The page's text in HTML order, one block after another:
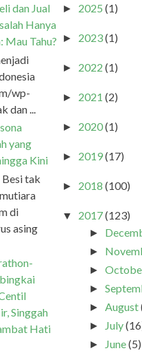
dan Jual
Hanya
Tahu?
wp-
dan ...
yang
Kini
Besi tak
di
asing
Singgah
Hati
► 2025 (1)
► 2023(1)
► 2022 (1)
► 2021 (2)
► 2020(1)
► 2019(17)
► 2018 (100)
▼ 2017(123)
►
►
►
►
►August
► July
► June(5)